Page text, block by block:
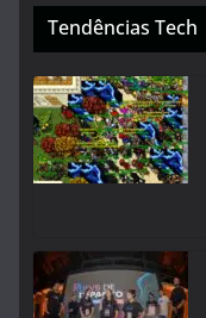
Tendências Tech